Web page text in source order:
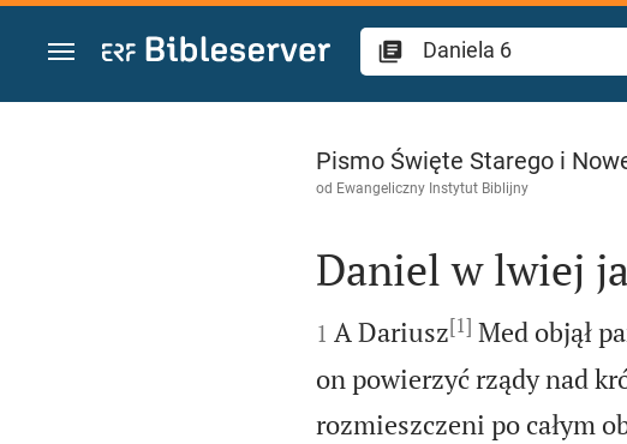
Przejdź do treści
Daniela 6
Pismo Święte Starego i
od Ewangeliczny Instytut Biblijny

Daniel w lwiej

1 A Dariusz[1] Med objął
on powierzyć rządy nad
rozmieszczeni po całym